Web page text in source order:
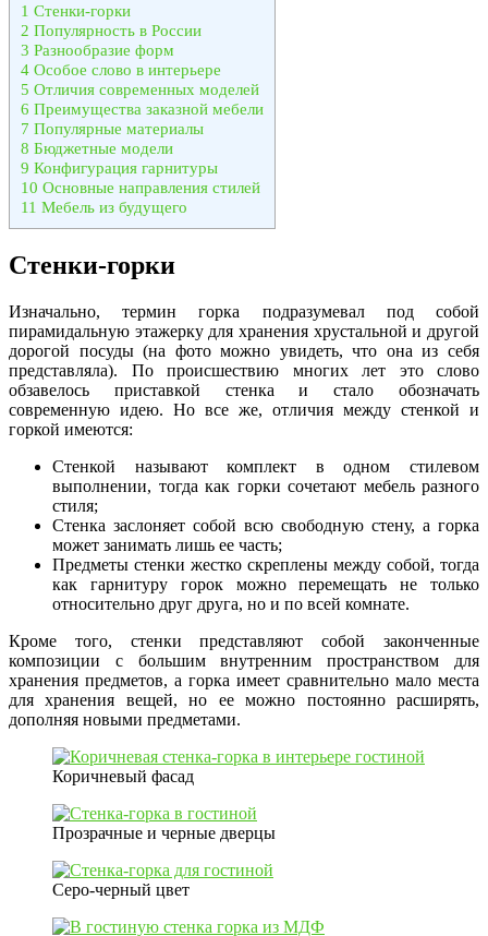
1 Стенки-горки
2 Популярность в России
3 Разнообразие форм
4 Особое слово в интерьере
5 Отличия современных моделей
6 Преимущества заказной мебели
7 Популярные материалы
8 Бюджетные модели
9 Конфигурация гарнитуры
10 Основные направления стилей
11 Мебель из будущего
Стенки-горки
Изначально, термин горка подразумевал под собой
пирамидальную этажерку для хранения хрустальной и другой
дорогой посуды (на фото можно увидеть, что она из себя
представляла). По происшествию многих лет это слово
обзавелось приставкой стенка и стало обозначать
современную идею. Но все же, отличия между стенкой и
горкой имеются:
Стенкой называют комплект в одном стилевом
выполнении, тогда как горки сочетают мебель разного
стиля;
Стенка заслоняет собой всю свободную стену, а горка
может занимать лишь ее часть;
Предметы стенки жестко скреплены между собой, тогда
как гарнитуру горок можно перемещать не только
относительно друг друга, но и по всей комнате.
Кроме того, стенки представляют собой законченные
композиции с большим внутренним пространством для
хранения предметов, а горка имеет сравнительно мало места
для хранения вещей, но ее можно постоянно расширять,
дополняя новыми предметами.
Коричневый фасад
Прозрачные и черные дверцы
Серо-черный цвет